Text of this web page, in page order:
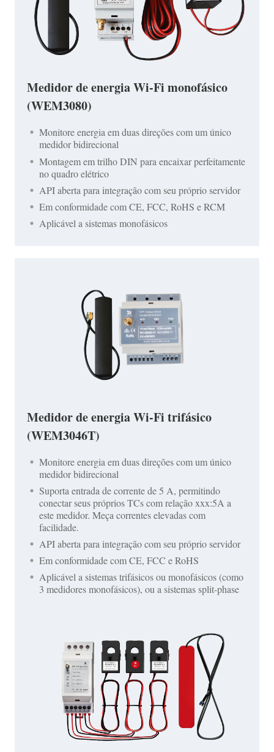
Medidor de energia Wi-Fi monofásico
(WEM3080)
Monitore energia em duas direções com um único
medidor bidirecional
Montagem em trilho DIN para encaixar perfeitamente
no quadro elétrico
API aberta para integração com seu próprio servidor
Em conformidade com CE, FCC, RoHS e RCM
Aplicável a sistemas monofásicos
Medidor de energia Wi-Fi trifásico
(WEM3046T)
Monitore energia em duas direções com um único
medidor bidirecional
Suporta entrada de corrente de 5 A, permitindo
conectar seus próprios TCs com relação xxx:5A a
este medidor. Meça correntes elevadas com
facilidade.
API aberta para integração com seu próprio servidor
Em conformidade com CE, FCC e RoHS
Aplicável a sistemas trifásicos ou monofásicos (como
3 medidores monofásicos), ou a sistemas split-phase